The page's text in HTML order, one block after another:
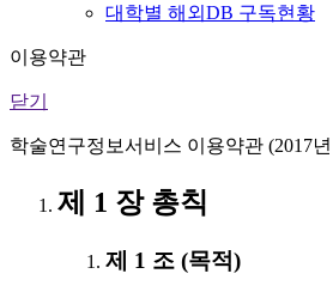
대학별 해외DB 구독현황
이용약관
닫기
학술연구정보서비스 이용약관 (2017
제 1 장 총칙
제 1 조 (목적)